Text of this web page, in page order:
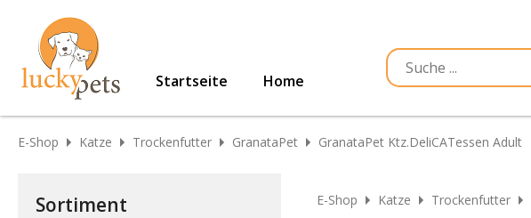
Startseite Home
E-Shop Katze Trockenfutter GranataPet GranataPet Ktz.DeliCATessen Adult
Sortiment E-Shop Katze Trockenfutter